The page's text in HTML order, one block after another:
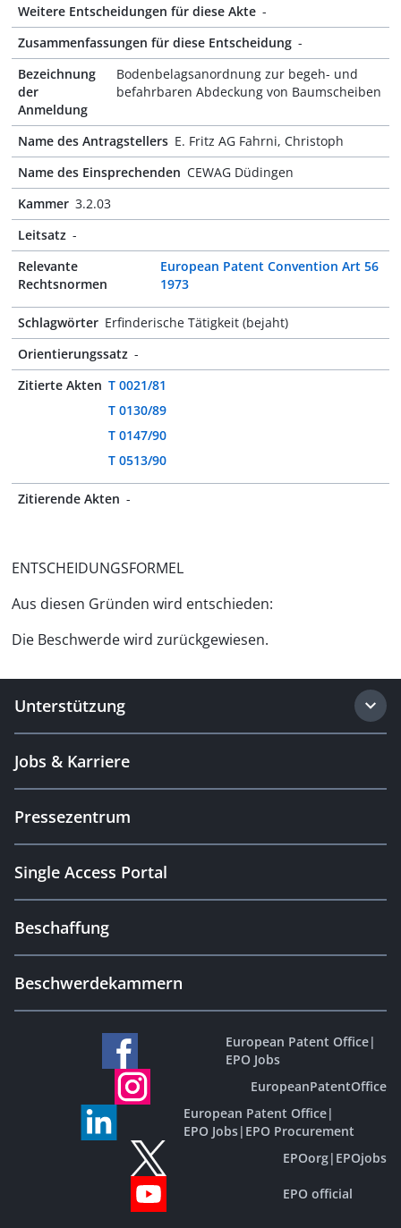
Weitere Entscheidungen für diese Akte -
Zusammenfassungen für diese Entscheidung -
Bezeichnung
der
Anmeldung
Bodenbelagsanordnung zur begeh- und
befahrbaren Abdeckung von Baumscheiben
Name des Antragstellers E. Fritz AG Fahrni, Christoph
Name des Einsprechenden CEWAG Düdingen
Kammer 3.2.03
Leitsatz -
Relevante
Rechtsnormen
European Patent Convention Art 56
1973
Schlagwörter Erfinderische Tätigkeit (bejaht)
Orientierungssatz -
Zitierte Akten T 0021/81
T 0130/89
T 0147/90
T 0513/90
Zitierende Akten -
ENTSCHEIDUNGSFORMEL
Aus diesen Gründen wird entschieden:
Die Beschwerde wird zurückgewiesen.
Unterstützung
Jobs & Karriere
Pressezentrum
Single Access Portal
Beschaffung
Beschwerdekammern
European Patent Office|
EPO Jobs
EuropeanPatentOffice
European Patent Office|
EPO Jobs| EPO Procurement
EPOorg| EPOjobs
EPO official